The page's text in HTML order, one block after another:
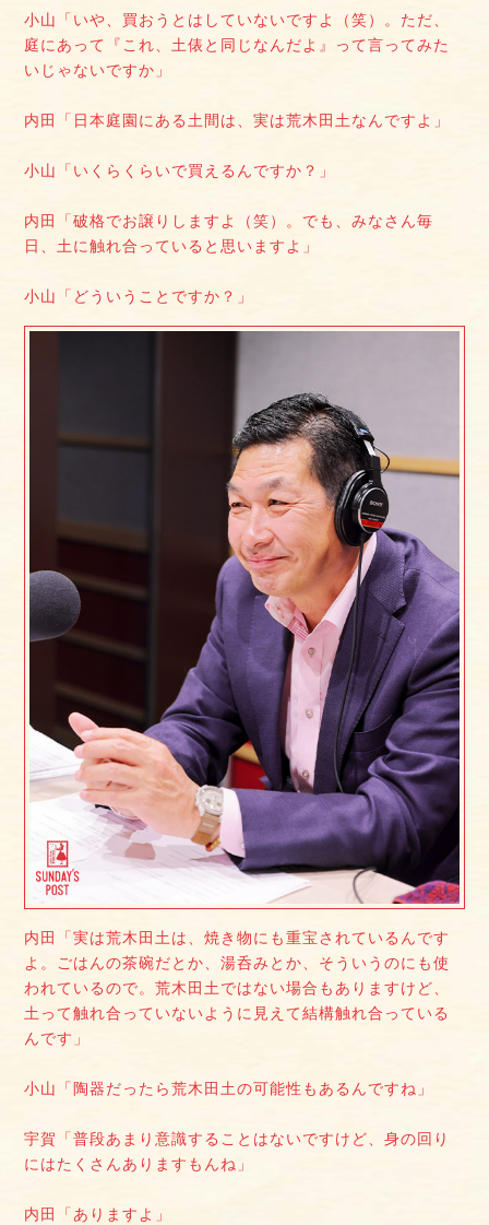
小山「いや、買おうとはしていないですよ（笑）。ただ、
庭にあって『これ、土俵と同じなんだよ』って言ってみた
いじゃないですか」
内田「日本庭園にある土間は、実は荒木田土なんですよ」
小山「いくらくらいで買えるんですか？」
内田「破格でお譲りしますよ（笑）。でも、みなさん毎
日、土に触れ合っていると思いますよ」
小山「どういうことですか？」
内田「実は荒木田土は、焼き物にも重宝されているんです
よ。ごはんの茶碗だとか、湯呑みとか、そういうのにも使
われているので。荒木田土ではない場合もありますけど、
土って触れ合っていないように見えて結構触れ合っている
んです」
小山「陶器だったら荒木田土の可能性もあるんですね」
宇賀「普段あまり意識することはないですけど、身の回り
にはたくさんありますもんね」
内田「ありますよ」